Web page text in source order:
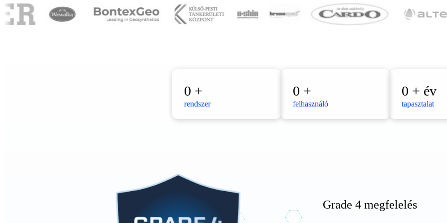
0 +
rendszer
0 +
felhasználó
0 + év
tapasztalat
Grade 4 megfelelés